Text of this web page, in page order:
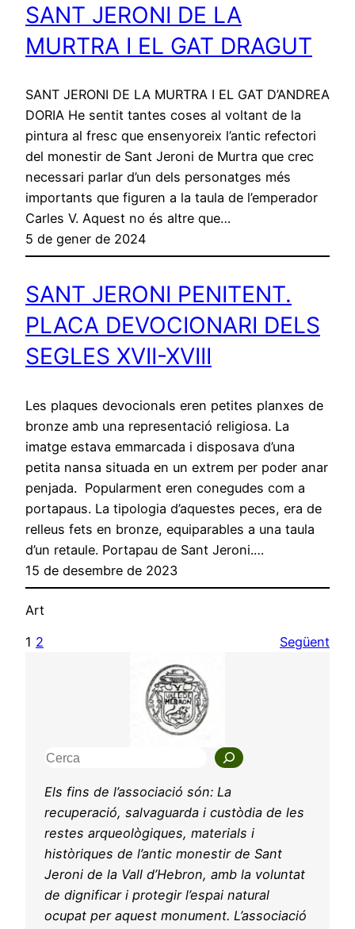
SANT JERONI DE LA
MURTRA I EL GAT DRAGUT
SANT JERONI DE LA MURTRA I EL GAT D’ANDREA
DORIA He sentit tantes coses al voltant de la
pintura al fresc que ensenyoreix l’antic refectori
del monestir de Sant Jeroni de Murtra que crec
necessari parlar d’un dels personatges més
importants que figuren a la taula de l’emperador
Carles V. Aquest no és altre que…
5 de gener de 2024
SANT JERONI PENITENT.
PLACA DEVOCIONARI DELS
SEGLES XVII-XVIII
Les plaques devocionals eren petites planxes de
bronze amb una representació religiosa. La
imatge estava emmarcada i disposava d’una
petita nansa situada en un extrem per poder anar
penjada. Popularment eren conegudes com a
portapaus. La tipologia d’aquestes peces, era de
relleus fets en bronze, equiparables a una taula
d’un retaule. Portapau de Sant Jeroni.…
15 de desembre de 2023
Art
1 2 Següent
C
r
c
a
Els fins de l’associació són: La
recuperació, salvaguarda i custòdia de les
restes arqueològiques, materials i
històriques de l’antic monestir de Sant
Jeroni de la Vall d’Hebron, amb la voluntat
de dignificar i protegir l’espai natural
ocupat per aquest monument. L’associació